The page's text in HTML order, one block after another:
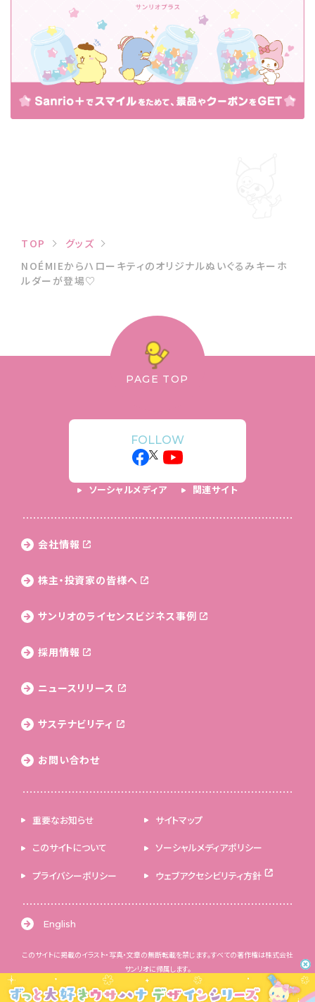
TOP
グッズ
NOÉMIEからハローキティのオリジナルぬいぐるみキーホ
ルダーが登場♡
PAGE TOP
FOLLOW
ソーシャルメディア 関連サイト
会社情報
株主・投資家の皆様へ
サンリオのライセンスビジネス事例
採用情報
ニュースリリース
サステナビリティ
お問い合わせ
重要なお知らせ サイトマップ
このサイトについて ソーシャルメディアポリシー
プライバシーポリシー ウェブアクセシビリティ方針
English
このサイトに掲載のイラスト・写真・文章の無断転載を禁じます。すべての著作権は株式会社
サンリオに帰属します。
© 2026 SANRIO CO., LTD. 著作 株式会社サンリオ